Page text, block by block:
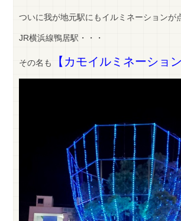
ついに我が地元駅にもイルミネーションが
JR横浜線鴨居駅・・・
その名も 【カモイルミネーション